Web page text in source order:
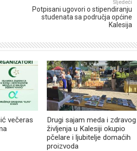
Sljedeći
Potpisani ugovori o stipendiranju
studenata sa područja općine
Kalesija
večeras
Drugi sajam meda i zdravog
življenja u Kalesiji okupio
pčelare i ljubitelje domaćih
proizvoda